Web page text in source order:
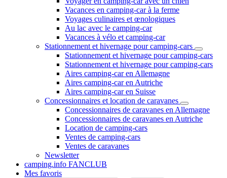
Vacances en camping-car à la ferme
Voyages culinaires et œnologiques
Au lac avec le camping-car
Vacances à vélo et camping-car
Stationnement et hivernage pour camping-cars
Stationnement et hivernage pour camping-cars
Stationnement et hivernage pour camping-cars
Aires camping-car en Allemagne
Aires camping-car en Autriche
Aires camping-car en Suisse
Concessionnaires et location de caravanes
Concessionnaires de caravanes en Allemagne
Concessionnaires de caravanes en Autriche
Location de camping-cars
Ventes de camping-cars
Ventes de caravanes
Newsletter
camping.info FANCLUB
Mes favoris